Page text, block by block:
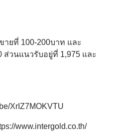
ายที่ 100-200บาท และ
ส่วนแนวรับอยู่ที่ 1,975 และ
XrIZ7MOKVTU
www.intergold.co.th/